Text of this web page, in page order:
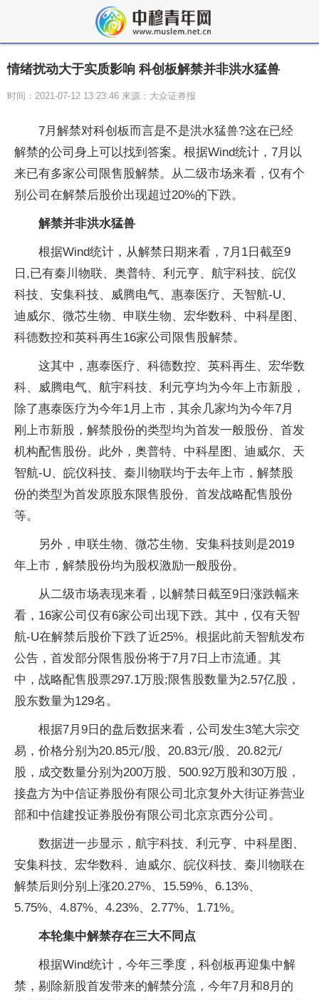
情绪扰动大于实质影响 科创板解禁并非洪水猛兽
时间：2021-07-12 13:23:46 来源：大众证券报
7月解禁对科创板而言是不是洪水猛兽?这在已经
解禁的公司身上可以找到答案。根据Wind统计，7月以
来已有多家公司限售股解禁。从二级市场来看，仅有个
别公司在解禁后股价出现超过20%的下跌。
解禁并非洪水猛兽
根据Wind统计，从解禁日期来看，7月1日截至9
日,已有秦川物联、奥普特、利元亨、航宇科技、皖仪
科技、安集科技、威腾电气、惠泰医疗、天智航-U、
迪威尔、微芯生物、申联生物、宏华数科、中科星图、
科德数控和英科再生16家公司限售股解禁。
这其中，惠泰医疗、科德数控、英科再生、宏华数
科、威腾电气、航宇科技、利元亨均为今年上市新股，
除了惠泰医疗为今年1月上市，其余几家均为今年7月
刚上市新股，解禁股份的类型均为首发一般股份、首发
机构配售股份。此外，奥普特、中科星图、迪威尔、天
智航-U、皖仪科技、秦川物联均于去年上市，解禁股
份的类型为首发原股东限售股份、首发战略配售股份
等。
另外，申联生物、微芯生物、安集科技则是2019
年上市，解禁股份均为股权激励一般股份。
从二级市场表现来看，以解禁日截至9日涨跌幅来
看，16家公司仅有6家公司出现下跌。其中，仅有天智
航-U在解禁后股价下跌了近25%。根据此前天智航发布
公告，首发部分限售股份将于7月7日上市流通。其
中，战略配售股票297.1万股;限售股数量为2.57亿股，
股东数量为129名。
根据7月9日的盘后数据来看，公司发生3笔大宗交
易，价格分别为20.85元/股、20.83元/股、20.82元/
股，成交数量分别为200万股、500.92万股和30万股，
接盘方为中信证券股份有限公司北京复外大街证券营业
部和中信建投证券股份有限公司北京京西分公司。
数据进一步显示，航宇科技、利元亨、中科星图、
安集科技、宏华数科、迪威尔、皖仪科技、秦川物联在
解禁后则分别上涨20.27%、15.59%、6.13%、
5.75%、4.87%、4.23%、2.77%、1.71%。
本轮集中解禁存在三大不同点
根据Wind统计，今年三季度，科创板再迎集中解
禁，剔除新股首发带来的解禁分流，今年7月和8月的